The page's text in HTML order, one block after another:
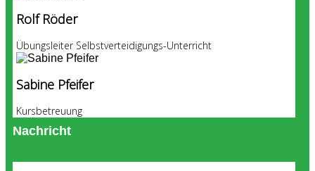
Rolf Röder
Übungsleiter Selbstverteidigungs-Unterricht
Sabine Pfeifer
Kursbetreuung
Nachricht